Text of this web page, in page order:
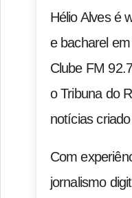
Hélio Alves é
e bacharel
Clube FM
o Tribuna do
notícias
Com
jornalismo